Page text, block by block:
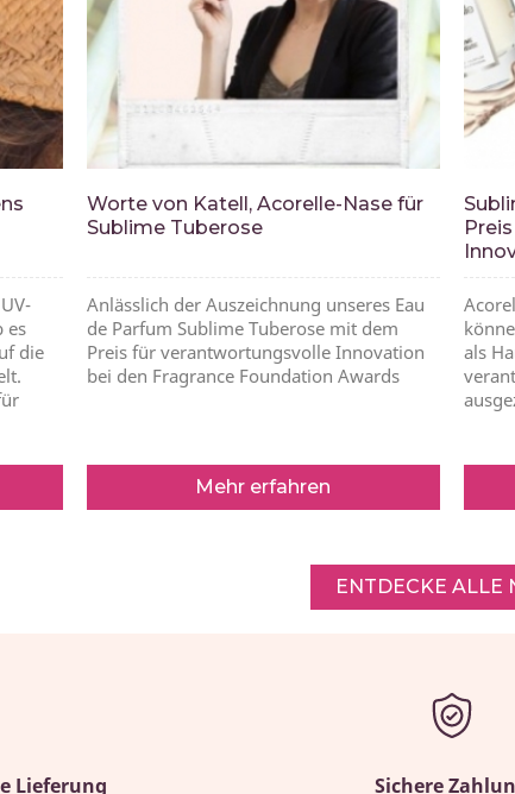
es
die
Worte von Katell, Acorelle-Nase für
Sublime Tuberose
Anlässlich der Auszeichnung unseres Eau
de Parfum Sublime Tuberose mit dem
Preis für verantwortungsvolle Innovation
bei den Fragrance Foundation Awards
Mehr erfahren
als
ENTDECKE ALLE
Lieferung Sichere